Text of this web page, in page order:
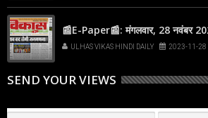
📰E-Paper📰: मंगलवार, 28 नवंबर
ULHAS VIKAS HINDI DAILY 2023-11-28
SEND YOUR VIEWS